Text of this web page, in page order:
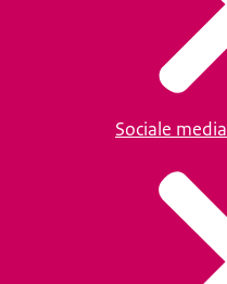
Sociale media